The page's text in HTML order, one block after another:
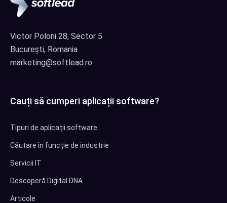
Victor Poloni 28, Sector 5
București, Romania
marketing@softlead.ro
Cauți să cumperi aplicații software?
Tipuri de aplicații software
Căutare în funcție de industrie
Servicii IT
Descoperă Digital DNA
Articole